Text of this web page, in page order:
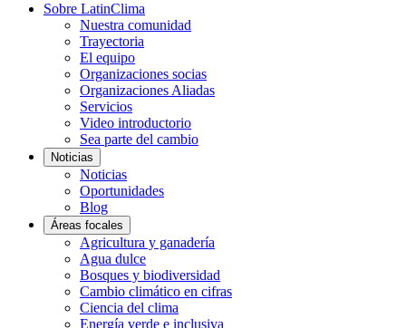
Sobre LatinClima
Nuestra comunidad
Trayectoria
El equipo
Organizaciones socias
Organizaciones Aliadas
Servicios
Video introductorio
Sea parte del cambio
Noticias
Noticias
Oportunidades
Blog
Áreas focales
Agricultura y ganadería
Agua dulce
Bosques y biodiversidad
Cambio climático en cifras
Ciencia del clima
Energía verde e inclusiva